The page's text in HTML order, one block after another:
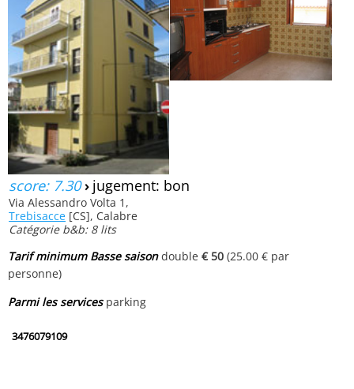
score: 7.30› jugement: bon
Via Alessandro Volta 1,
Trebisacce [CS], Calabre
Catégorie b&b: 8 lits
Tarif minimum Basse saisondouble€ 50 (25.00 € par
personne)
Parmi les servicesparking
3476079109